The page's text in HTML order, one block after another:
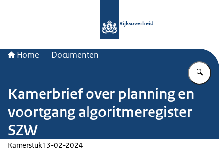
Rijksoverheid
Home Documenten
Kamerbrief over planning en
voortgang algoritmeregister
SZW
Kamerstuk13-02-2024